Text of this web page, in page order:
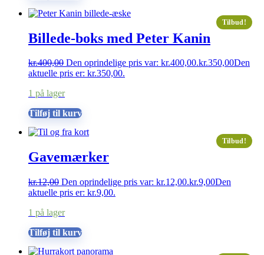
Tilbud!
Billede-boks med Peter Kanin
kr.400,00 Den oprindelige pris var: kr.400,00.kr.350,00Den
aktuelle pris er: kr.350,00.
1 på lager
Tilføj til kurv
Tilbud!
Gavemærker
kr.12,00 Den oprindelige pris var: kr.12,00.kr.9,00Den
aktuelle pris er: kr.9,00.
1 på lager
Tilføj til kurv